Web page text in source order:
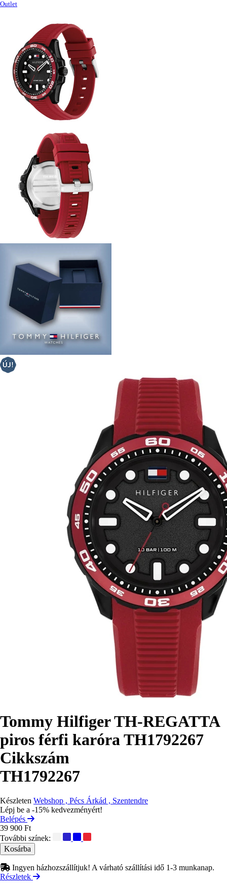
Outlet
Tommy Hilfiger TH-REGATTA
piros férfi karóra TH1792267
Cikkszám
TH1792267
Készleten Webshop , Pécs Árkád , Szentendre
Lépj be a -15% kedvezményért!
Belépés
39 900 Ft
További színek:
Ingyen házhozszállítjuk! A várható szállítási idő 1-3 munkanap.
Részletek